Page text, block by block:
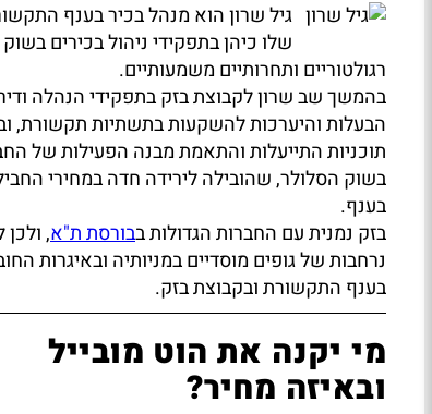
גיל שרון הוא מנהל בכיר בענף
שלו כיהן בתפקידי ניהול בכירים
רגולטוריים ותחרותיים משמעותיים.
בהמשך שב שרון לקבוצת בזק בתפקידי הנהלה
הבעלות והיערכות להשקעות בתשתיות תקשורת,
תוכניות התייעלות והתאמת מבנה הפעילות של
בשוק הסלולר, שהובילה לירידה חדה במחירי
בענף.
בזק נמנית עם החברות הגדולות בבורסת ת"א,
נרחבות של גופים מוסדיים במניותיה ובאיגרות
בענף התקשורת ובקבוצת בזק.
מי יקנה את הוט מובייל
ובאיזה מחיר?